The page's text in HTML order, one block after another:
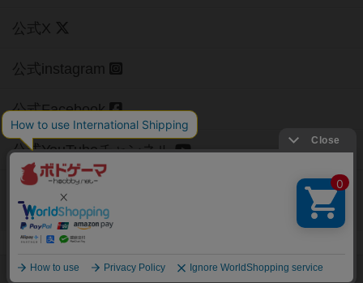
公式X
公式instagram
公式Facebook
公式YouTubeチャンネル